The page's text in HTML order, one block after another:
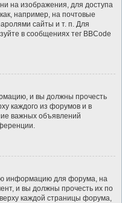
на изображения, для доступа
например, на почтовые
сайты и т. п. Для
в сообщениях тег BBCode
и вы должны прочесть
каждого из форумов и в
важных объявлений
информацию для форума, на
и вы должны прочесть их по
каждой страницы форума,